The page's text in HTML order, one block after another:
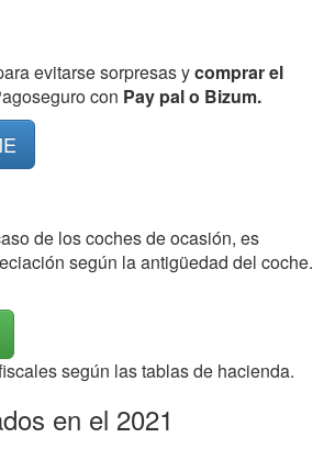
evitarse sorpresas ycomprar el
con Pay pal o Bizum.
de los coches de ocasión, es
según la antigüedad del coche.
según las tablas de hacienda.
en el 2021